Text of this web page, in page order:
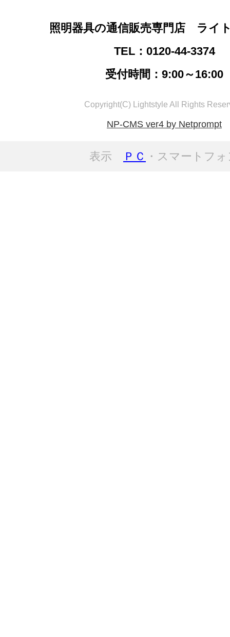
照明器具の通信販売専門店 ライ
TEL：0120-44-3374
受付時間：9:00～16:00
Copyright(C) Lightstyle All Rights
NP-CMS ver4 by Netprompt
表示 ＰＣ ・スマートフ